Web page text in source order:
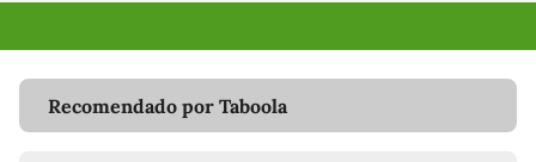
Recomendado por Taboola